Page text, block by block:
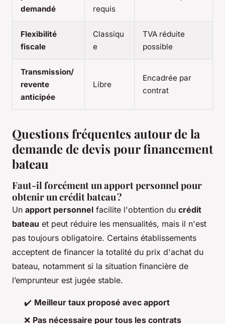
demandé
requis
Flexibilité
fiscale
Classiqu
e
TVA réduite
possible
Transmission/
revente
anticipée
Libre
Encadrée par
contrat
Questions fréquentes autour de la
demande de devis pour financement
bateau
Faut-il forcément un apport personnel pour
obtenir un crédit bateau ?
Un apport personnel facilite l'obtention du crédit
bateau et peut réduire les mensualités, mais il n'est
pas toujours obligatoire. Certains établissements
acceptent de financer la totalité du prix d'achat du
bateau, notamment si la situation financière de
l’emprunteur est jugée stable.
✔️ Meilleur taux proposé avec apport
❌ Pas nécessaire pour tous les contrats